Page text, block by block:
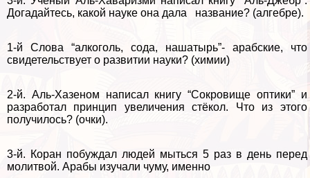
Догадайтесь, какой науке она дала название? (алгебре).
1-й Слова “алкоголь, сода, нашатырь”- арабские, что
свидетельствует о развитии науки? (химии)
2-й. Аль-Хазеном написал книгу “Сокровище оптики” и
разработал принцип увеличения стёкол. Что из этого
получилось? (очки).
3-й. Коран побуждал людей мыться 5 раз в день перед
молитвой. Аpaбы изучали чуму, именно